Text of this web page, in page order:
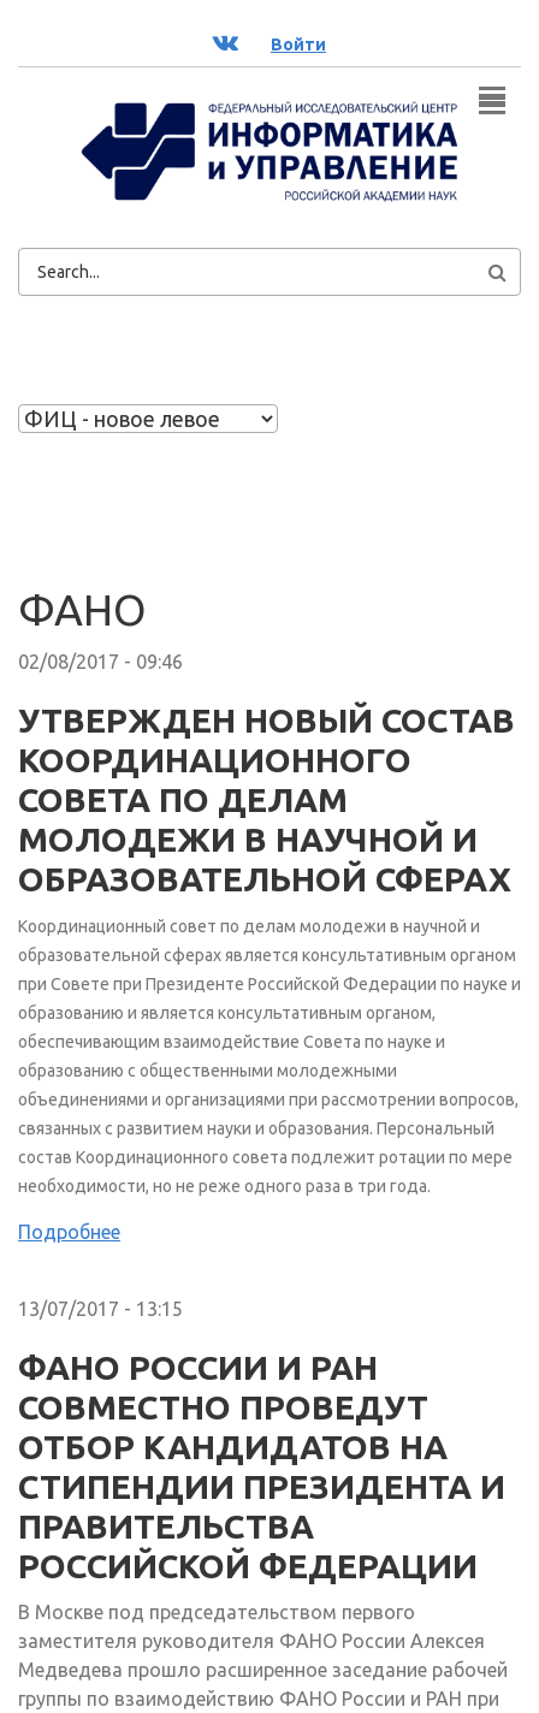
ВК Войти
ФОРМА
ФАНО
02/08/2017 - 09:46
УТВЕРЖДЕН НОВЫЙ СОСТАВ
КООРДИНАЦИОННОГО
СОВЕТА ПО ДЕЛАМ
МОЛОДЕЖИ В НАУЧНОЙ И
ОБРАЗОВАТЕЛЬНОЙ СФЕРАХ
Координационный совет по делам молодежи в научной и
образовательной сферах является консультативным органом
при Совете при Президенте Российской Федерации по науке и
образованию и является консультативным органом,
обеспечивающим взаимодействие Совета по науке и
образованию с общественными молодежными
объединениями и организациями при рассмотрении вопросов,
связанных с развитием науки и образования. Персональный
состав Координационного совета подлежит ротации по мере
необходимости, но не реже одного раза в три года.
Подробнее
13/07/2017 - 13:15
ФАНО РОССИИ И РАН
СОВМЕСТНО ПРОВЕДУТ
ОТБОР КАНДИДАТОВ НА
СТИПЕНДИИ ПРЕЗИДЕНТА И
ПРАВИТЕЛЬСТВА
РОССИЙСКОЙ ФЕДЕРАЦИИ
В Москве под председательством первого
заместителя руководителя ФАНО России Алексея
Медведева прошло расширенное заседание рабочей
группы по взаимодействию ФАНО России и РАН при